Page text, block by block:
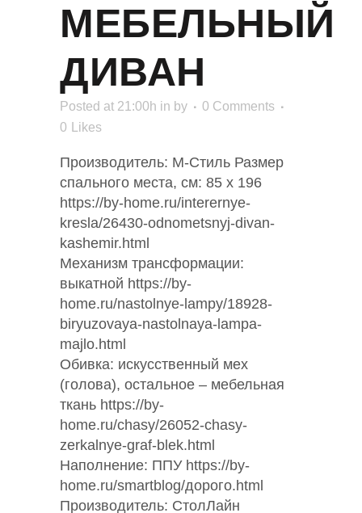
МЕБЕЛЬНЫЙ
ДИВАН
Posted at 21:00h in by
0 Comments
0
Likes
Производитель: М-Стиль Размер
спального места, см: 85 х 196
https://by-home.ru/interernye-
kresla/26430-odnometsnyj-divan-
kashemir.html
Механизм трансформации:
выкатной https://by-
home.ru/nastolnye-lampy/18928-
biryuzovaya-nastolnaya-lampa-
majlo.html
Обивка: искусственный мех
(голова), остальное – мебельная
ткань https://by-
home.ru/chasy/26052-chasy-
zerkalnye-graf-blek.html
Наполнение: ППУ https://by-
home.ru/smartblog/дорого.html
Производитель: СтолЛайн